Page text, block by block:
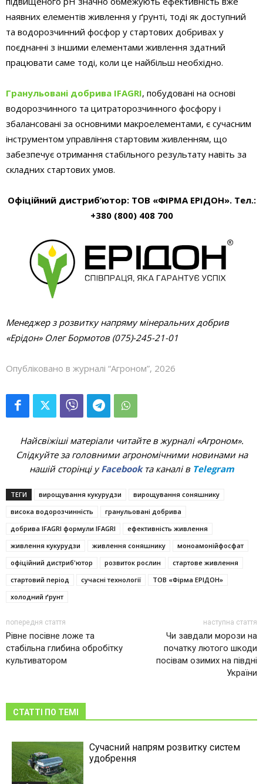
наявних елементів живлення у ґрунті, тоді як доступний
та водорозчинний фосфор у стартових добривах у
поєднанні з іншими елементами живлення здатний
працювати саме тоді, коли це найбільш необхідно.
Гранульовані добрива IFAGRI, побудовані на основі
водорозчинного та цитраторозчинного фосфору і
збалансовані за основними макроелементами, є сучасним
інструментом управління стартовим живленням, що
забезпечує отримання стабільного результату навіть за
складних стартових умов.
Офіційний дистриб’ютор: ТОВ «ФІРМА ЕРІДОН». Тел.:
+380 (800) 408 700
Менеджер з розвитку напряму мінеральних добрив
«Ерідон» Олег Бормотов (075)-245-21-01
Опубліковано в журналі “Агроном”, 2026
Найсвіжіші матеріали читайте в журналі «Агроном».
Слідкуйте за головними агрономічними новинами на
нашій сторінці уFacebookта каналі в Telegram
ТЕГИ вирощування кукурудзи
вирощування соняшнику
висока водорозчинність
гранульовані добрива
добрива IFAGRI формули IFAGRI
ефективність живлення
живлення кукурудзи
живлення соняшнику
моноамонійфосфат
офіційний дистриб'ютор
розвиток рослин
стартове живлення
стартовий період
сучасні технології
ТОВ «Фірма ЕРІДОН»
холодний ґрунт
попередня стаття
Рівне посівне ложе та
стабільна глибина обробітку
культиватором
наступна стаття
Чи завдали морози на
початку лютого шкоди
посівам озимих на півдні
України
СТАТТІ ПО ТЕМІ
Сучасний напрям розвитку систем
удобрення